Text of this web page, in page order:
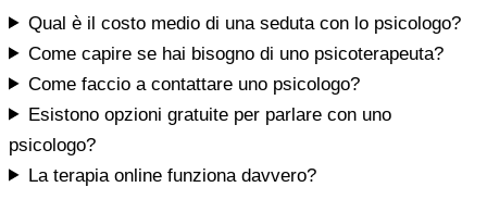
Qual è il costo medio di una seduta con lo psicologo?
Come capire se hai bisogno di uno psicoterapeuta?
Come faccio a contattare uno psicologo?
Esistono opzioni gratuite per parlare con uno
psicologo?
La terapia online funziona davvero?